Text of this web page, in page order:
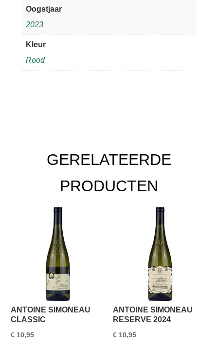
aantal
Oogstjaar
2023
Kleur
Rood
GERELATEERDE
PRODUCTEN
ANTOINE SIMONEAU
CLASSIC
€ 10,95
ANTOINE SIMONEAU
RESERVE 2024
€ 10,95